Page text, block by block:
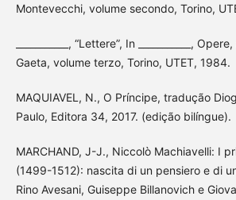
Montevecchi, volume secondo, Torino,
___________, “Lettere”, In ___________,
Gaeta, volume terzo, Torino, UTET, 1984.
MAQUIAVEL, N., O Príncipe, tradução
Paulo, Editora 34, 2017. (edição bilíngue).
MARCHAND, J-J., Niccolò Machiavelli: I
(1499-1512): nascita di un pensiero e di
Rino Avesani, Guiseppe Billanovich e